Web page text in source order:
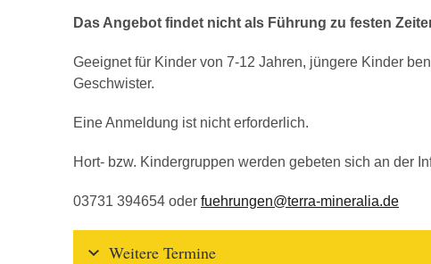
Das Angebot findet nicht als Führung zu festen
Geeignet für Kinder von 7-12 Jahren, jüngere Kinder
Geschwister.
Eine Anmeldung ist nicht erforderlich.
Hort- bzw. Kindergruppen werden gebeten sich an der
03731 394654 oder fuehrungen@terra-mineralia.de
Weitere Termine